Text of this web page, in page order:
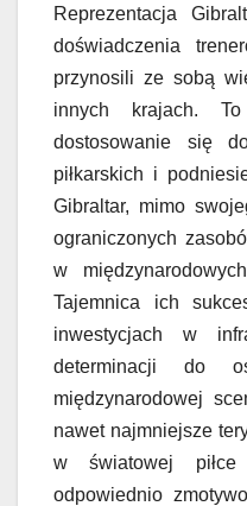
Reprezentacja
doświadczenia
przynosili ze sobą
innych krajach. To
dostosowanie się
piłkarskich i
Gibraltar, mimo
ograniczonych
w
Tajemnica ich
inwestycjach w
determinacji do
międzynarodowej
nawet najmniejsze
w światowej
odpowiednio